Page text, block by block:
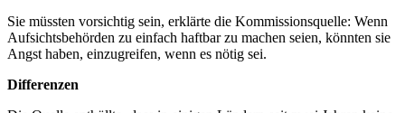
Sie müssten vorsichtig sein, erklärte die Kommissionsquelle: Wenn
Aufsichtsbehörden zu einfach haftbar zu machen seien, könnten sie
Angst haben, einzugreifen, wenn es nötig sei.
Differenzen